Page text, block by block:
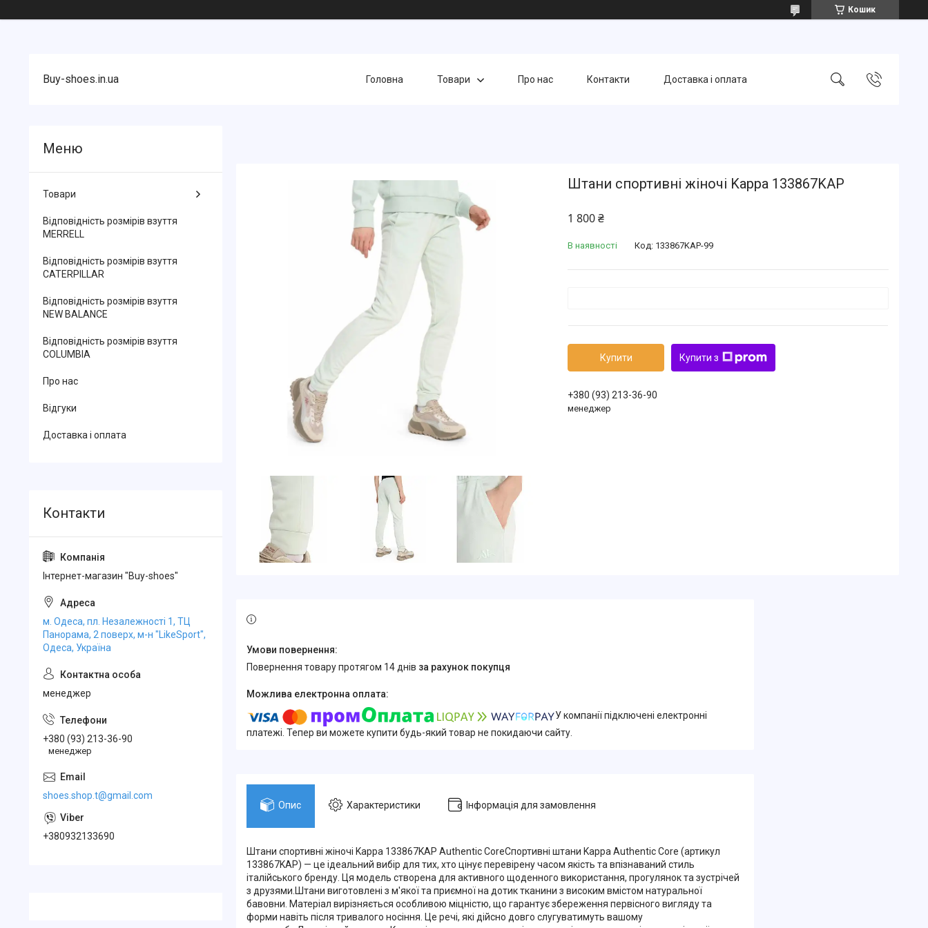
Кошик
Buy-shoes.in.ua Головна Товари Про нас Контакти Доставка і оплата
Штани спортивні жіночі Kappa 133867KAP
1 800 ₴
В наявності Код: 133867KAP-99
Купити Купити з
+380 (93) 213-36-90
менеджер
повернення товару протягом 14 днів за рахунок покупця
У компанії підключені електронні
платежі. Тепер ви можете купити будь-який товар не покидаючи сайту.
Опис Характеристики Інформація для замовлення
Штани спортивні жіночі Kappa 133867KAP Authentic CoreСпортивні штани Kappa Authentic Core (артикул
133867KAP) — це ідеальний вибір для тих, хто цінує перевірену часом якість та впізнаваний стиль
італійського бренду. Ця модель створена для активного щоденного використання, прогулянок та зустрічей
з друзями.Штани виготовлені з м'якої та приємної на дотик тканини з високим вмістом натуральної
бавовни. Матеріал вирізняється особливою міцністю, що гарантує збереження первісного вигляду та
форми навіть після тривалого носіння. Це речі, які дійсно довго слугуватимуть вашому
Товари
Відповідність розмірів взуття
MERRELL
Відповідність розмірів взуття
CATERPILLAR
Відповідність розмірів взуття
NEW BALANCE
Відповідність розмірів взуття
COLUMBIA
Про нас
Відгуки
Доставка і оплата
Інтернет-магазин "Buy-shoes"
м. Одеса, пл. Незалежності 1, ТЦ
Панорама, 2 поверх, м-н "LikeSport",
Одеса, Україна
менеджер
+380 (93) 213-36-90
менеджер
shoes.shop.t@gmail.com
+380932133690